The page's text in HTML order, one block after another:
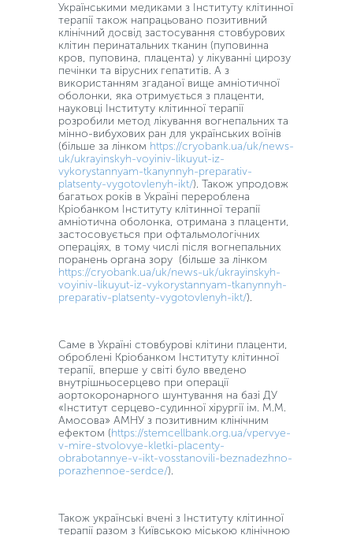
Українськими медиками з Інституту клітинної
терапії також напрацьовано позитивний
клінічний досвід застосування стовбурових
клітин перинатальних тканин (пуповинна
кров, пуповина, плацента) у лікуванні цирозу
печінки та вірусних гепатитів. А з
використанням згаданої вище амніотичної
оболонки, яка отримується з плаценти,
науковці Інституту клітинної терапії
розробили метод лікування вогнепальних та
мінно-вибухових ран для українських воїнів
(більше за лінком https://cryobank.ua/uk/news-
uk/ukrayinskyh-voyiniv-likuyut-iz-
vykorystannyam-tkanynnyh-preparativ-
platsenty-vygotovlenyh-ikt/). Також упродовж
багатьох років в Україні перероблена
Кріобанком Інституту клітинної терапії
амніотична оболонка, отримана з плаценти,
застосовується при офтальмологічних
операціях, в тому числі після вогнепальних
поранень органа зору (більше за лінком
https://cryobank.ua/uk/news-uk/ukrayinskyh-
voyiniv-likuyut-iz-vykorystannyam-tkanynnyh-
preparativ-platsenty-vygotovlenyh-ikt/).
Саме в Україні стовбурові клітини плаценти,
оброблені Кріобанком Інституту клітинної
терапії, вперше у світі було введено
внутрішньосерцево при операції
аортокоронарного шунтування на базі ДУ
«Інститут серцево-судинної хірургії ім. М.М.
Амосова» АМНУ з позитивним клінічним
ефектом (https://stemcellbank.org.ua/vpervye-
v-mire-stvolovye-kletki-placenty-
obrabotannye-v-ikt-vosstanovili-beznadezhno-
porazhennoe-serdce/).
Також українські вчені з Інституту клітинної
терапії разом з Київською міською клінічною